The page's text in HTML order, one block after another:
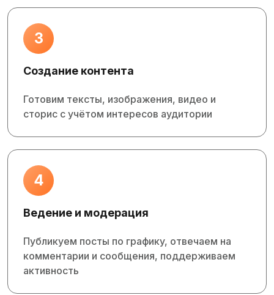
3
Создание контента
Готовим тексты, изображения, видео и
сторис с учётом интересов аудитории
4
Ведение и модерация
Публикуем посты по графику, отвечаем на
комментарии и сообщения, поддерживаем
активность